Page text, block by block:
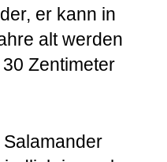
er kann in
alt werden
Zentimeter